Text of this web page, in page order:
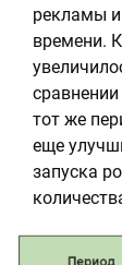
рекламы
времени.
тот же
еще
запуска